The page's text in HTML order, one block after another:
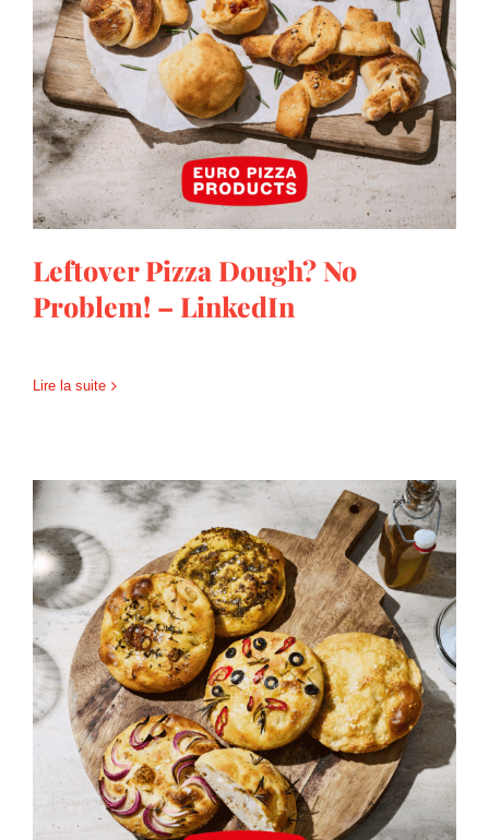
Leftover Pizza Dough? No
Problem! – LinkedIn
Leftover Pizza Dough? No
Problem! – LinkedIn
Lire la suite
Focaccia – LinkedIn